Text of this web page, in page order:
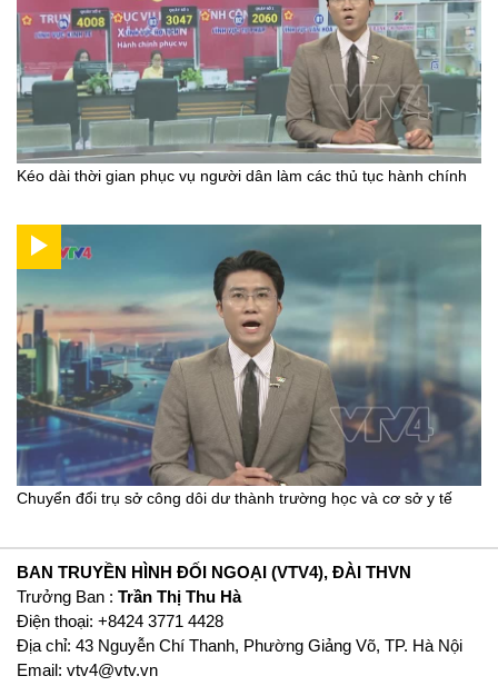
Kéo dài thời gian phục vụ người dân làm các thủ tục hành chính
Chuyển đổi trụ sở công dôi dư thành trường học và cơ sở y tế
BAN TRUYỀN HÌNH ĐỐI NGOẠI (VTV4), ĐÀI THVN
Trưởng Ban : Trần Thị Thu Hà
Ðiện thoại: +8424 3771 4428
Địa chỉ: 43 Nguyễn Chí Thanh, Phường Giảng Võ, TP. Hà Nội
Email: vtv4@vtv.vn